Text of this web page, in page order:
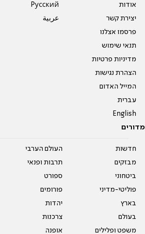
אודות
יצירת קשר
פרסמו אצלנו
תנאי שימוש
מדיניות פרטיות
הצהרת נגישות
המייל האדום
עברית
English
Pусский
عربية
מדורים
חדשות
מבזקים
ביטחוני
פוליטי-מדיני
בארץ
בעולם
משפט ופלילים
העולם הערבי
תרבות ופנאי
ספורט
פורומים
יהדות
צרכנות
אופנה